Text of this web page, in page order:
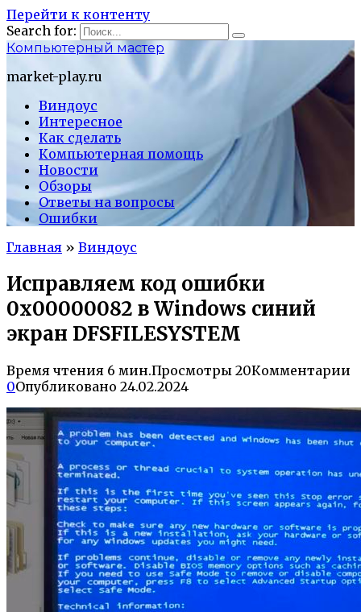
Перейти к контенту
Search for:
Компьютерный мастер
market-play.ru
Виндоус
Интересное
Как сделать
Компьютерная помощь
Новости
Обзоры
Ответы на вопросы
Ошибки
Главная » Виндоус
Исправляем код ошибки
0x00000082 в Windows синий
экран DFSFILESYSTEM
Время чтения 6 мин.Просмотры 20Комментарии
0Опубликовано 24.02.2024